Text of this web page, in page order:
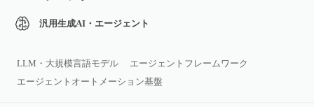
汎用生成AI・エージェント
LLM・大規模言語モデル
エージェントフレームワーク
エージェントオートメーション基盤